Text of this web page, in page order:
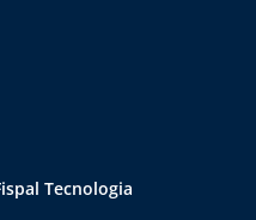
Tecnologia